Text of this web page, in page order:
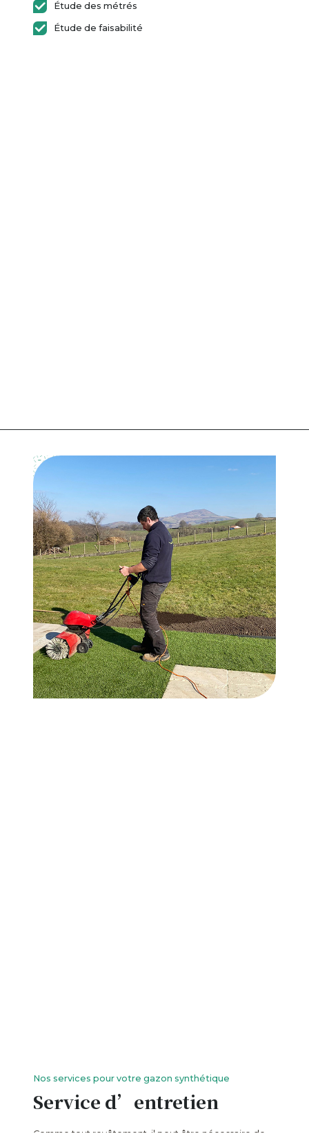
Étude des métrés
Étude de faisabilité
Nos services pour votre gazon synthétique
Service d’entretien
Comme tout revêtement, il peut être nécessaire de